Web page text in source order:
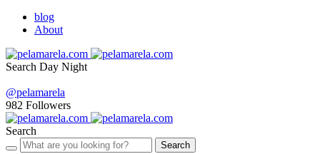
blog
About
Search Day Night
@pelamarela
982 Followers
Search
Search